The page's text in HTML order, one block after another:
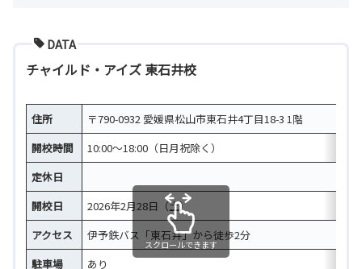
DATA
チャイルド・アイズ 東石井校
住所
〒790-0932 愛媛県松山市東石井4丁目18-3 1階
開校時間
10:00～18:00（日月祝除く）
定休日
開校日
2026年2月28日（土）
アクセス
伊予鉄バス「東石井」から徒歩2分
駐車場
あり
スクロールできます